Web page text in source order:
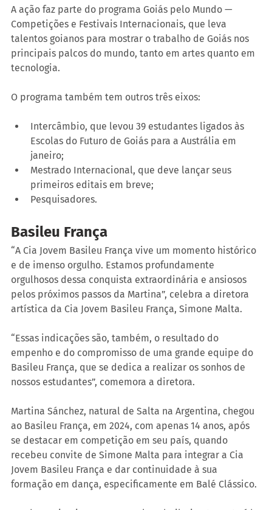
A ação faz parte do programa Goiás pelo Mundo —
Competições e Festivais Internacionais, que leva
talentos goianos para mostrar o trabalho de Goiás nos
principais palcos do mundo, tanto em artes quanto em
tecnologia.
O programa também tem outros três eixos:
Intercâmbio, que levou 39 estudantes ligados às
Escolas do Futuro de Goiás para a Austrália em
janeiro;
Mestrado Internacional, que deve lançar seus
primeiros editais em breve;
Pesquisadores.
Basileu França
“A Cia Jovem Basileu França vive um momento histórico
e de imenso orgulho. Estamos profundamente
orgulhosos dessa conquista extraordinária e ansiosos
pelos próximos passos da Martina”, celebra a diretora
artística da Cia Jovem Basileu França, Simone Malta.
“Essas indicações são, também, o resultado do
empenho e do compromisso de uma grande equipe do
Basileu França, que se dedica a realizar os sonhos de
nossos estudantes”, comemora a diretora.
Martina Sánchez, natural de Salta na Argentina, chegou
ao Basileu França, em 2024, com apenas 14 anos, após
se destacar em competição em seu país, quando
recebeu convite de Simone Malta para integrar a Cia
Jovem Basileu França e dar continuidade à sua
formação em dança, especificamente em Balé Clássico.